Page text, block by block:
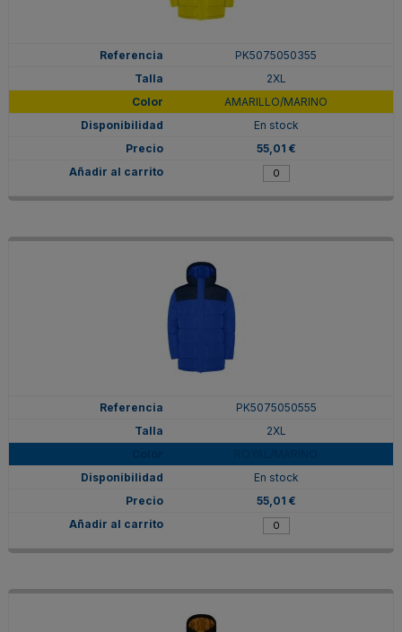
PK5075050355
2XL
AMARILLO/MARINO
En stock
55,01 €
PK5075050555
2XL
En stock
55,01 €